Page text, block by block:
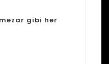
gibi her